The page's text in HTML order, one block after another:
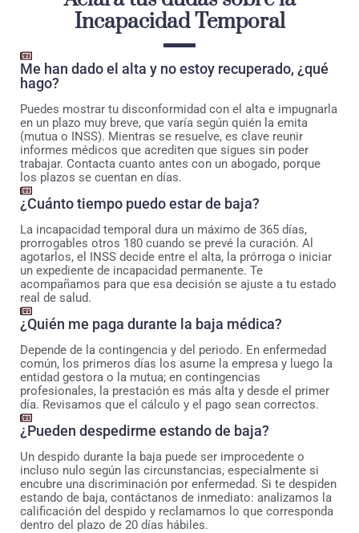
Incapacidad Temporal
Me han dado el alta y no estoy recuperado, ¿qué
hago?
Puedes mostrar tu disconformidad con el alta e impugnarla
en un plazo muy breve, que varía según quién la emita
(mutua o INSS). Mientras se resuelve, es clave reunir
informes médicos que acrediten que sigues sin poder
trabajar. Contacta cuanto antes con un abogado, porque
los plazos se cuentan en días.
¿Cuánto tiempo puedo estar de baja?
La incapacidad temporal dura un máximo de 365 días,
prorrogables otros 180 cuando se prevé la curación. Al
agotarlos, el INSS decide entre el alta, la prórroga o iniciar
un expediente de incapacidad permanente. Te
acompañamos para que esa decisión se ajuste a tu estado
real de salud.
¿Quién me paga durante la baja médica?
Depende de la contingencia y del periodo. En enfermedad
común, los primeros días los asume la empresa y luego la
entidad gestora o la mutua; en contingencias
profesionales, la prestación es más alta y desde el primer
día. Revisamos que el cálculo y el pago sean correctos.
¿Pueden despedirme estando de baja?
Un despido durante la baja puede ser improcedente o
incluso nulo según las circunstancias, especialmente si
encubre una discriminación por enfermedad. Si te despiden
estando de baja, contáctanos de inmediato: analizamos la
calificación del despido y reclamamos lo que corresponda
dentro del plazo de 20 días hábiles.